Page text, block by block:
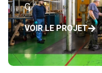
C.
VOIR LE PROJET